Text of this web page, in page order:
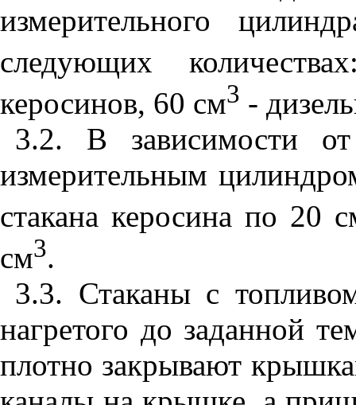
измерительного
следующих
керосинов, 60 см3 -
3.2. В зависимости от
измерительным
стакана керосина по 20
см3.
3.3. Стаканы с
нагретого до заданной
плотно закрывают